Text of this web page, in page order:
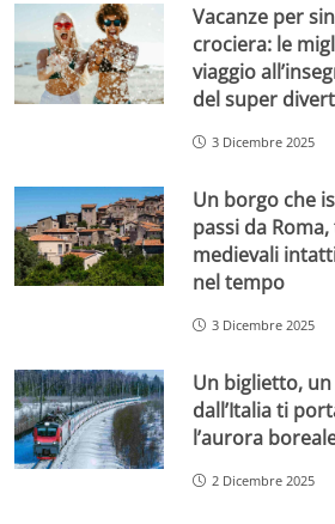
Vacanze per
crociera: le
viaggio
del super
3 Dicembre 2025
Un borgo che
passi da
medievali
nel tempo
3 Dicembre 2025
Un biglietto,
dall’Italia ti
l’aurora
2 Dicembre 2025